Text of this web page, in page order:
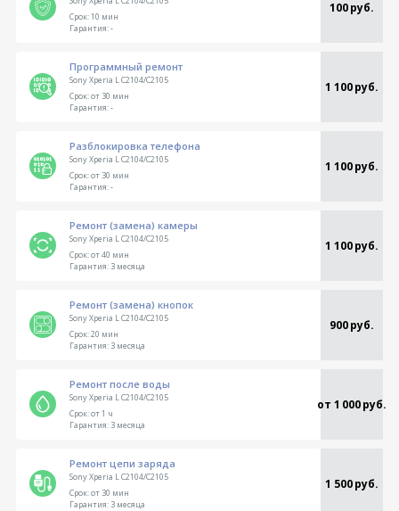
100 руб.
Срок:10 мин
Гарантия:-
Программный ремонт
Sony Xperia L C2104/C2105 1 100 руб.
Срок:от 30 мин
Гарантия:-
Разблокировка телефона
Sony Xperia L C2104/C2105 1 100 руб.
Срок:от 30 мин
Гарантия:-
Ремонт (замена) камеры
Sony Xperia L C2104/C2105 1 100 руб.
Срок:от 40 мин
Гарантия:3 месяца
Ремонт (замена) кнопок
Sony Xperia L C2104/C2105 900 руб.
Срок:20 мин
Гарантия:3 месяца
Ремонт после воды
Sony Xperia L C2104/C2105 от 1 000 руб.
Срок:от 1 ч
Гарантия:3 месяца
Ремонт цепи заряда
Sony Xperia L C2104/C2105 1 500 руб.
Срок:от 30 мин
Гарантия:3 месяца